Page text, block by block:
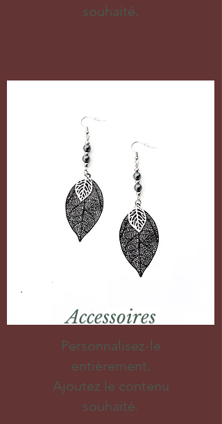
souhaité.
Accessoires
Personnalisez-le
entièrement.
Ajoutez le contenu
souhaité.